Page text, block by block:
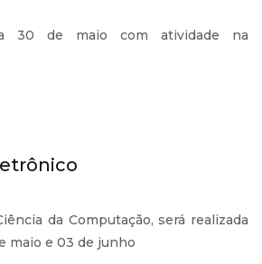
30 de maio com atividade na
da Computação, será realizada
maio e 03 de junho